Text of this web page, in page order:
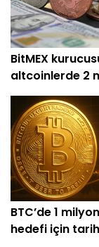
BitMEX
altcoinlerde 2
dolarlık alım
BTC’de 1
hedefi için